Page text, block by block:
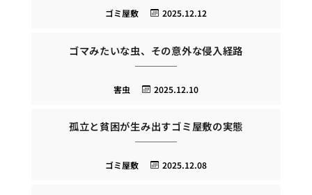
2025.12.12
ゴミ屋敷
ゴマみたいな虫、その意外な侵入経路
2025.12.10
害虫
孤立と貧困が生み出すゴミ屋敷の実態
2025.12.08
ゴミ屋敷